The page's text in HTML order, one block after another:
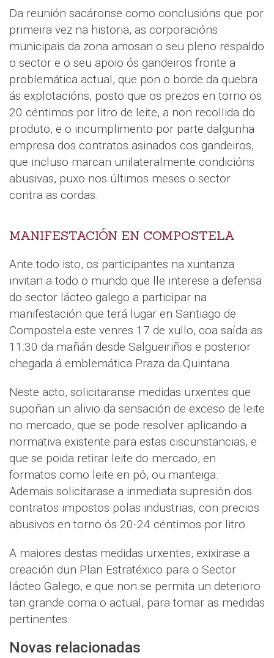
Da reunión sacáronse como conclusións que por
primeira vez na historia, as corporacións
municipais da zona amosan o seu pleno respaldo
o sector e o seu apoio ós gandeiros fronte a
problemática actual, que pon o borde da quebra
ás explotacións, posto que os prezos en torno os
20 céntimos por litro de leite, a non recollida do
produto, e o incumplimento por parte dalgunha
empresa dos contratos asinados cos gandeiros,
que incluso marcan unilateralmente condicións
abusivas, puxo nos últimos meses o sector
contra as cordas.
MANIFESTACIÓN EN COMPOSTELA
Ante todo isto, os participantes na xuntanza
invitan a todo o mundo que lle interese a defensa
do sector lácteo galego a participar na
manifestación que terá lugar en Santiago de
Compostela este venres 17 de xullo, coa saída as
11:30 da mañán desde Salgueiriños e posterior
chegada á emblemática Praza da Quintana.
Neste acto, solicitaranse medidas urxentes que
supoñan un alivio da sensación de exceso de leite
no mercado, que se pode resolver aplicando a
normativa existente para estas ciscunstancias, e
que se poida retirar leite do mercado, en
formatos como leite en pó, ou manteiga.
Ademais solicitarase a inmediata supresión dos
contratos impostos polas industrias, con precios
abusivos en torno ós 20-24 céntimos por litro.
A maiores destas medidas urxentes, exixirase a
creación dun Plan Estratéxico para o Sector
lácteo Galego, e que non se permita un deterioro
tan grande coma o actual, para tomar as medidas
pertinentes.
Novas relacionadas